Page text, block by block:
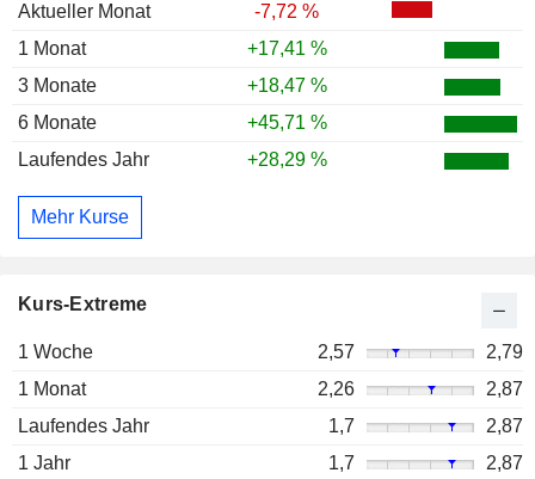
Aktueller Monat
-7,72 %
1 Monat
+17,41 %
3 Monate
+18,47 %
6 Monate
+45,71 %
Laufendes Jahr
+28,29 %
Mehr Kurse
Kurs-Extreme
1 Woche 2,57
2,79
1 Monat
2,26
2,87
Laufendes Jahr
1,7
2,87
1 Jahr
1,7
2,87